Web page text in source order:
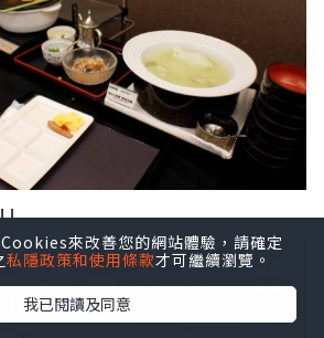
來改善您的網站體驗，請確定
私隱政策和使用條款才可繼續瀏覽。
我已閱讀及同意